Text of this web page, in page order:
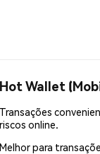
Hot Wallet
Transações
riscos online.
Melhor para